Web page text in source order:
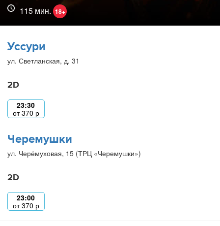
115 мин. 18+
Уссури
ул. Светланская, д. 31
2D
23:30
от370 р
Черемушки
ул. Черёмуховая, 15 (ТРЦ «Черемушки»)
2D
23:00
от370 р